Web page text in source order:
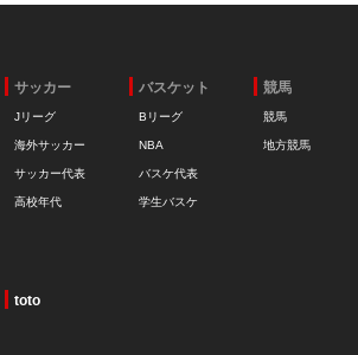
サッカー
Jリーグ
海外サッカー
サッカー代表
高校年代
バスケット
Bリーグ
NBA
バスケ代表
学生バスケ
競馬
競馬
地方競馬
toto